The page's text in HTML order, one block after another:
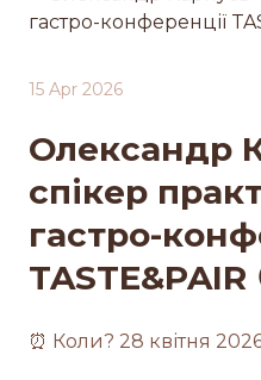
15 Apr 2026
Олександр
спікер
гастро-
TASTE&PAIR
⏰ Коли? 28 квітня